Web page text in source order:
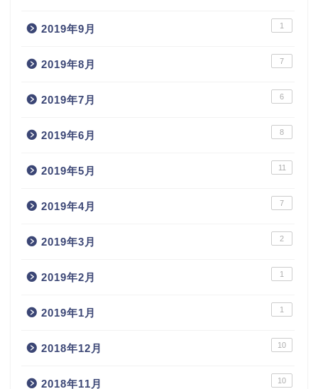
2019年9月 1
2019年8月 7
2019年7月 6
2019年6月 8
2019年5月 11
2019年4月 7
2019年3月 2
2019年2月 1
2019年1月 1
2018年12月 10
2018年11月 10